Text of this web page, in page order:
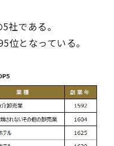
社である。
位となっている。